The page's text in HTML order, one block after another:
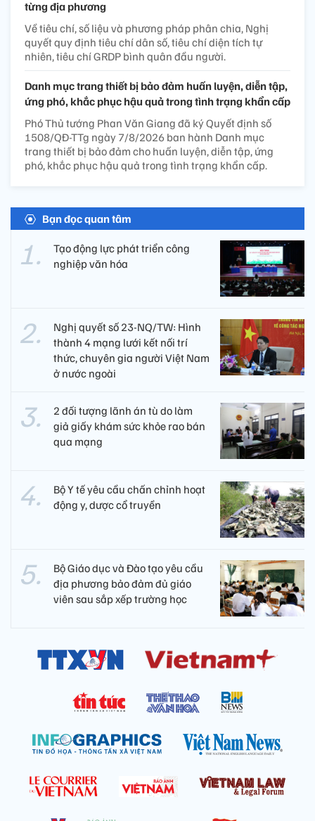
từng địa phương
Về tiêu chí, số liệu và phương pháp phân chia, Nghị
quyết quy định tiêu chí dân số, tiêu chí diện tích tự
nhiên, tiêu chí GRDP bình quân đầu người.
Danh mục trang thiết bị bảo đảm huấn luyện, diễn tập,
ứng phó, khắc phục hậu quả trong tình trạng khẩn cấp
Phó Thủ tướng Phan Văn Giang đã ký Quyết định số
1508/QĐ-TTg ngày 7/8/2026 ban hành Danh mục
trang thiết bị bảo đảm cho huấn luyện, diễn tập, ứng
phó, khắc phục hậu quả trong tình trạng khẩn cấp.
Bạn đọc quan tâm
Tạo động lực phát triển công
nghiệp văn hóa
Nghị quyết số 23-NQ/TW: Hình
thành 4 mạng lưới kết nối trí
thức, chuyên gia người Việt Nam
ở nước ngoài
2 đối tượng lãnh án tù do làm
giả giấy khám sức khỏe rao bán
qua mạng
Bộ Y tế yêu cầu chấn chỉnh hoạt
động y, dược cổ truyền
Bộ Giáo dục và Đào tạo yêu cầu
địa phương bảo đảm đủ giáo
viên sau sắp xếp trường học